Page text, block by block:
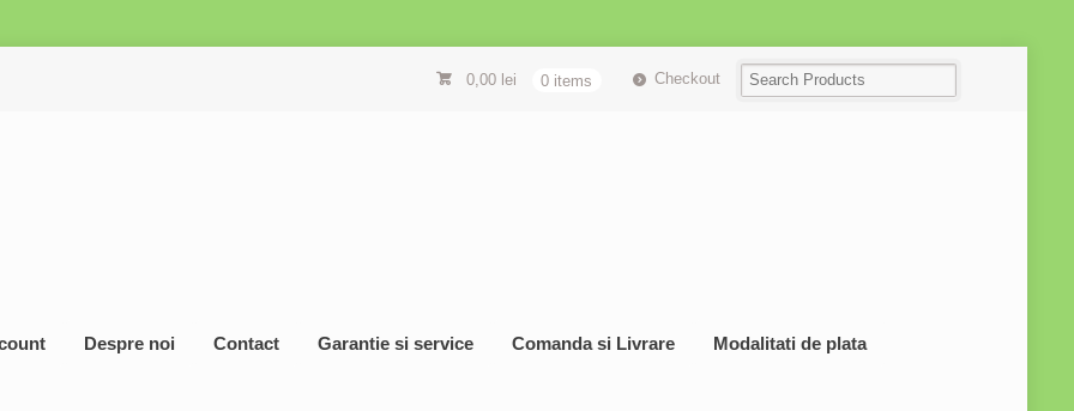
0,00 lei 0 items Checkout
Despre noi Contact Garantie si service Comanda si Livrare Modalitati de plata